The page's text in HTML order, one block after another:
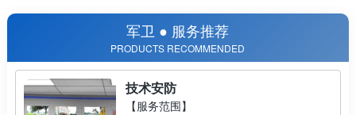
军卫 ● 服务推荐
PRODUCTS RECOMMENDED
技术安防
【服务范围】